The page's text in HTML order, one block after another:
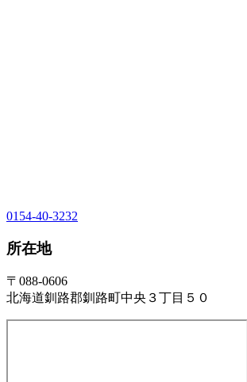
0154-40-3232
所在地
〒088-0606
北海道釧路郡釧路町中央３丁目５０